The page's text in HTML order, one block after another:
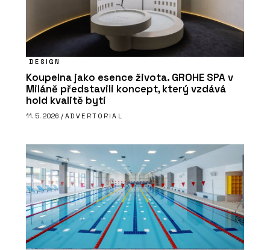
DESIGN
Koupelna jako esence života. GROHE SPA v
Miláně představili koncept, který vzdává
hold kvalitě bytí
11. 5. 2026 / ADVERTORIAL